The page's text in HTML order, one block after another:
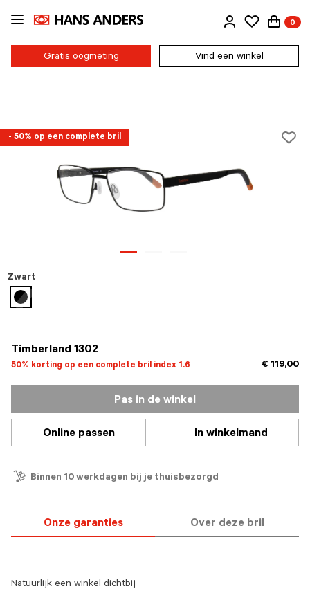
Ga
naar
inhoud
0
Gratis oogmeting Vind een winkel
- 50% op een complete bril
Timberland 1302
50% korting op een complete bril index 1.6 € 119,00
Zwart
geselecteerd
Pas in de winkel
Online passen In winkelmand
Binnen 10 werkdagen bij je thuisbezorgd
Onze garanties Over deze bril
Natuurlijk een winkel dichtbij